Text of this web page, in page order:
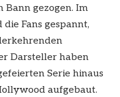
Bann gezogen. Im
Fans gespannt,
Darsteller haben
Serie hinaus
aufgebaut.